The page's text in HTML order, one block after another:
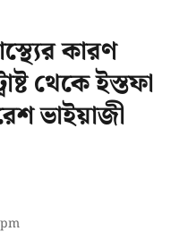
কারণ
থেকে ইস্তফা
ভাইয়াজী